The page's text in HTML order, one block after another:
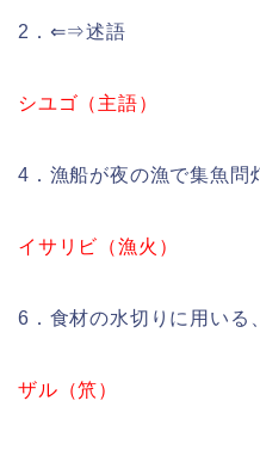
2．⇐⇒述語
シユゴ（主語）
4．漁船が夜の漁で集魚問
イサリビ（漁火）
6．食材の水切りに用いる
ザル（笊）